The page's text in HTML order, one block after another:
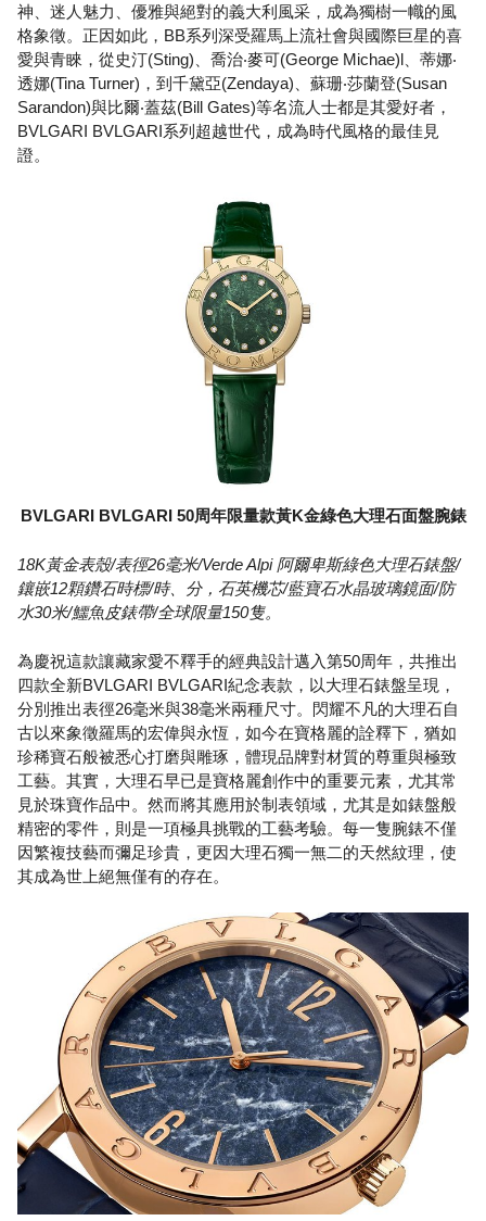
神、迷人魅力、優雅與絕對的義大利風采，成為獨樹一幟的風
格象徵。正因如此，BB系列深受羅馬上流社會與國際巨星的喜
愛與青睞，從史汀(Sting)、喬治‧麥可(George Michae)l、蒂娜‧
透娜(Tina Turner)，到千黛亞(Zendaya)、蘇珊‧莎蘭登(Susan
Sarandon)與比爾‧蓋茲(Bill Gates)等名流人士都是其愛好者，
BVLGARI BVLGARI系列超越世代，成為時代風格的最佳見
證。
BVLGARI BVLGARI 50周年限量款黃K金綠色大理石面盤腕錶
18K黃金表殼/表徑26毫米/Verde Alpi 阿爾卑斯綠色大理石錶盤/
鑲嵌12顆鑽石時標/時、分，石英機芯/藍寶石水晶玻璃鏡面/防
水30米/鱷魚皮錶帶/全球限量150隻。
為慶祝這款讓藏家愛不釋手的經典設計邁入第50周年，共推出
四款全新BVLGARI BVLGARI紀念表款，以大理石錶盤呈現，
分別推出表徑26毫米與38毫米兩種尺寸。閃耀不凡的大理石自
古以來象徵羅馬的宏偉與永恆，如今在寶格麗的詮釋下，猶如
珍稀寶石般被悉心打磨與雕琢，體現品牌對材質的尊重與極致
工藝。其實，大理石早已是寶格麗創作中的重要元素，尤其常
見於珠寶作品中。然而將其應用於制表領域，尤其是如錶盤般
精密的零件，則是一項極具挑戰的工藝考驗。每一隻腕錶不僅
因繁複技藝而彌足珍貴，更因大理石獨一無二的天然紋理，使
其成為世上絕無僅有的存在。